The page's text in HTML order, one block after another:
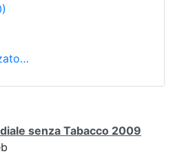
senza Tabacco 2009